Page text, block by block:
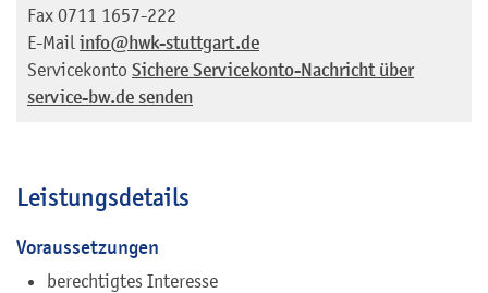
Fax 0711 1657-222
E-Mail info@hwk-stuttgart.de
Servicekonto Sichere Servicekonto-Nachricht über
service-bw.de senden
Leistungsdetails
Voraussetzungen
berechtigtes Interesse